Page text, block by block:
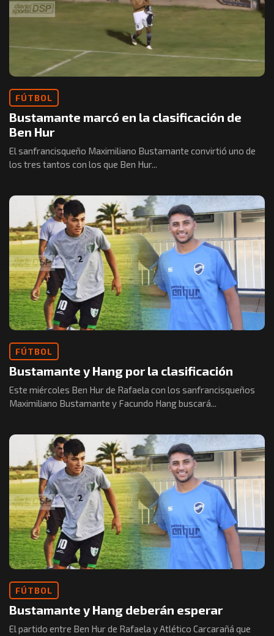
FÚTBOL
Bustamante marcó en la clasificación de
Ben Hur
El sanfrancisqueño Maximiliano Bustamante convirtió uno de
los tres tantos con los que Ben Hur...
FÚTBOL
Bustamante y Hang por la clasificación
Este miércoles Ben Hur de Rafaela con los sanfrancisqueños
Maximiliano Bustamante y Facundo Hang buscará...
FÚTBOL
Bustamante y Hang deberán esperar
El partido entre Ben Hur de Rafaela y Atlético Carcarañá que